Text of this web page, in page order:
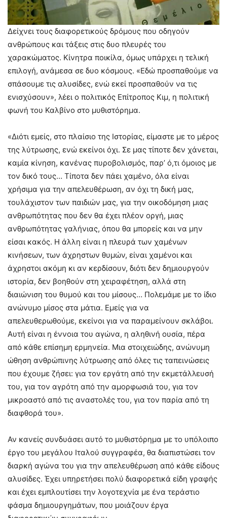
Δείχνει τους διαφορετικούς δρόμους που οδηγούν
ανθρώπους και τάξεις στις δυο πλευρές του
χαρακώματος. Κίνητρα ποικίλα, όμως υπάρχει η τελική
επιλογή, ανάμεσα σε δυο κόσμους. «Εδώ προσπαθούμε να
σπάσουμε τις αλυσίδες, ενώ εκεί προσπαθούν να τις
ενισχύσουν», λέει ο πολιτικός Επίτροπος Κιμ, η πολιτική
φωνή του Καλβίνο στο μυθιστόρημα.
«Διότι εμείς, στο πλαίσιο της Ιστορίας, είμαστε με το μέρος
της λύτρωσης, ενώ εκείνοι όχι. Σε μας τίποτε δεν χάνεται,
καμία κίνηση, κανένας πυροβολισμός, παρ’ ό,τι όμοιος με
τον δικό τους… Τίποτα δεν πάει χαμένο, όλα είναι
χρήσιμα για την απελευθέρωση, αν όχι τη δική μας,
τουλάχιστον των παιδιών μας, για την οικοδόμηση μιας
ανθρωπότητας που δεν θα έχει πλέον οργή, μιας
ανθρωπότητας γαλήνιας, όπου θα μπορείς και να μην
είσαι κακός. Η άλλη είναι η πλευρά των χαμένων
κινήσεων, των άχρηστων θυμών, είναι χαμένοι και
άχρηστοι ακόμη κι αν κερδίσουν, διότι δεν δημιουργούν
ιστορία, δεν βοηθούν στη χειραφέτηση, αλλά στη
διαιώνιση του θυμού και του μίσους… Πολεμάμε με το ίδιο
ανώνυμο μίσος στα μάτια. Εμείς για να
απελευθερωθούμε, εκείνοι για να παραμείνουν σκλάβοι.
Αυτή είναι η έννοια του αγώνα, η αληθινή ουσία, πέρα
από κάθε επίσημη ερμηνεία. Μια στοιχειώδης, ανώνυμη
ώθηση ανθρώπινης λύτρωσης από όλες τις ταπεινώσεις
που έχουμε ζήσει: για τον εργάτη από την εκμετάλλευσή
του, για τον αγρότη από την αμορφωσιά του, για τον
μικροαστό από τις αναστολές του, για τον παρία από τη
διαφθορά του».
Αν κανείς συνδυάσει αυτό το μυθιστόρημα με το υπόλοιπο
έργο του μεγάλου Ιταλού συγγραφέα, θα διαπιστώσει τον
διαρκή αγώνα του για την απελευθέρωση από κάθε είδους
αλυσίδες. Έχει υπηρετήσει πολύ διαφορετικά είδη γραφής
και έχει εμπλουτίσει την λογοτεχνία με ένα τεράστιο
φάσμα δημιουργημάτων, που μοιάζουν έργα